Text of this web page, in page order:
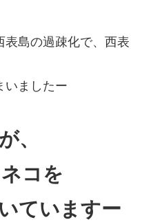
表島の過疎化で、西表
いましたー
、
コを
ていますー